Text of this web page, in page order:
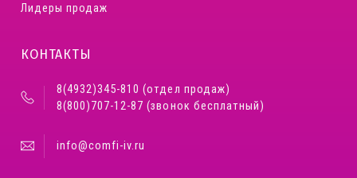
Лидеры продаж
КОНТАКТЫ
8(4932)345-810 (отдел продаж)
8(800)707-12-87 (звонок бесплатный)
info@comfi-iv.ru